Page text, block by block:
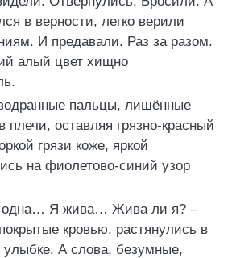
в верности, легко верили
И предавали. Раз за разом.
алый цвет хищно
пальцы, лишённые
плечи, оставляя грязно-красный
грязи коже, яркой
на фиолетово-синий узор
одна… Я жива… Жива ли я? –
кровью, растянулись в
улыбке. А слова, безумные,